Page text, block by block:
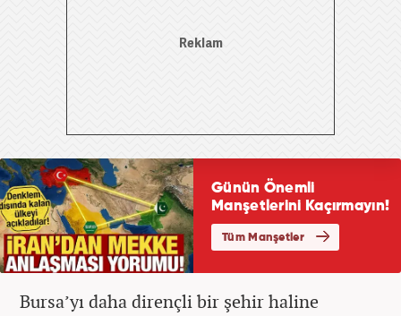
Bursa’yı daha dirençli bir şehir haline